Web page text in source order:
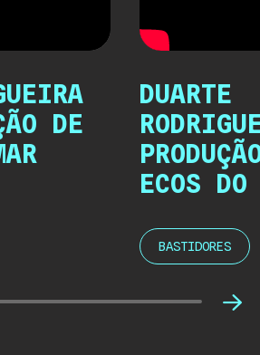
DE
DUARTE
ECOS DO
BASTIDORES